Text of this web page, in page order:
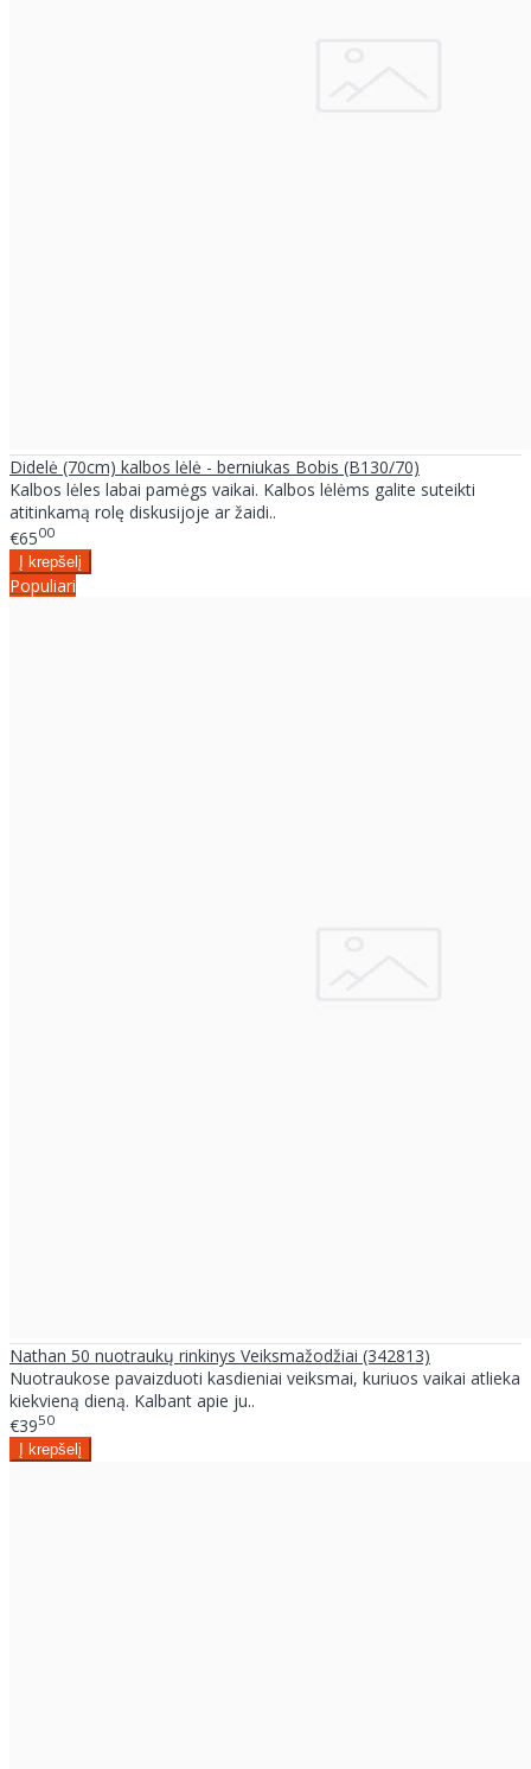
Didelė (70cm) kalbos lėlė - berniukas Bobis (B130/70)
Kalbos lėles labai pamėgs vaikai. Kalbos lėlėms galite suteikti
atitinkamą rolę diskusijoje ar žaidi..
€6500
Populiari
Nathan 50 nuotraukų rinkinys Veiksmažodžiai (342813)
Nuotraukose pavaizduoti kasdieniai veiksmai, kuriuos vaikai atlieka
kiekvieną dieną. Kalbant apie ju..
€3950